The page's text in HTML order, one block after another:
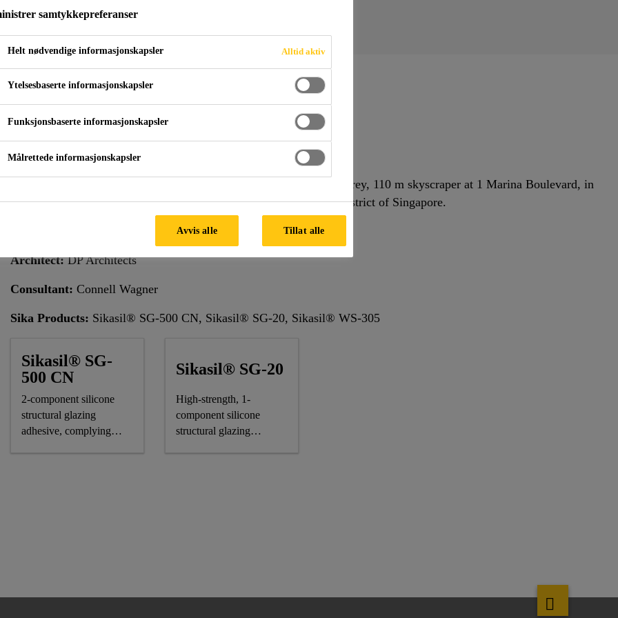
Glass og fasade One Marina Boulevard
One Marina Boulevard, sometimes called NTUC Centre, is a 32-storey, 110 m skyscraper at 1 Marina Boulevard, in
the zone of Raffles Place and Marina Bay, in the central business district of Singapore.
Facade Master
Architect:DP Architects
Consultant: Connell Wagner
Sika Products: Sikasil® SG-500 CN, Sikasil® SG-20, Sikasil® WS-305
Sikasil® SG-
500 CN
2-component silicone
structural glazing
adhesive, complying
Sikasil® SG-20
High-strength, 1-
component silicone
structural glazing
samtykkepreferanser
Helt nødvendige informasjonskapsler Alltid aktiv
Ytelsesbaserte informasjonskapsler
Funksjonsbaserte informasjonskapsler
Målrettede informasjonskapsler
Avvis alle Tillat alle